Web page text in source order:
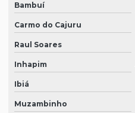
Bambuí
Carmo do Cajuru
Raul Soares
Inhapim
Ibiá
Muzambinho